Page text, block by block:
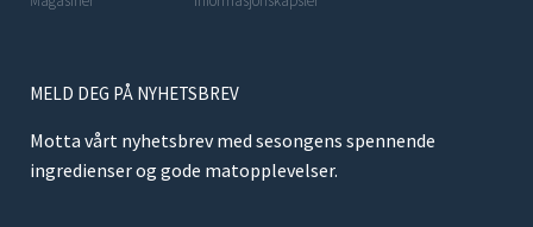
MELD DEG PÅ NYHETSBREV
Motta vårt nyhetsbrev med sesongens spennende
ingredienser og gode matopplevelser.